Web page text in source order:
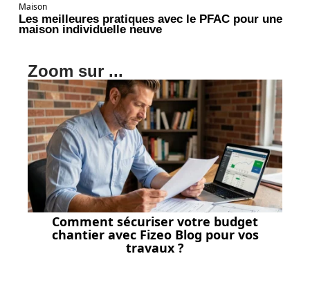
Maison
Les meilleures pratiques avec le PFAC pour une
maison individuelle neuve
Zoom sur ...
Comment sécuriser votre budget
chantier avec Fizeo Blog pour vos
travaux ?